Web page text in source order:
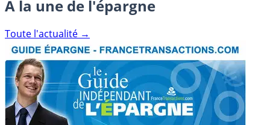
À la une de l'épargne
Toute l'actualité →